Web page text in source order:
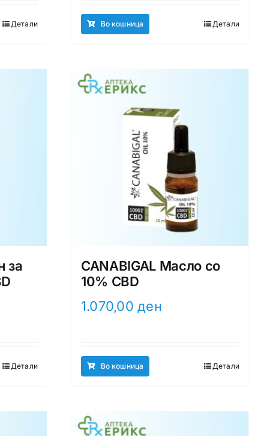
Детали Во кошница Детали
за
Детали
CANABIGAL Масло со
10% CBD
1.070,00ден
Во кошница Детали